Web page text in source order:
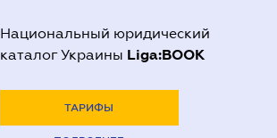
Национальный юридический
каталог Украины Liga:BOOK
ТАРИФЫ